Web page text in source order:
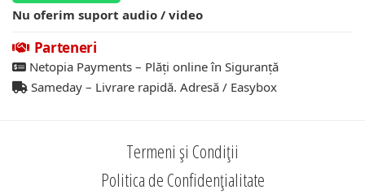
Nu oferim suport audio / video
Parteneri
Netopia Payments – Plăți online în Siguranță
Sameday – Livrare rapidă. Adresă / Easybox
Termeni și Condiții
Politica de Confidențialitate